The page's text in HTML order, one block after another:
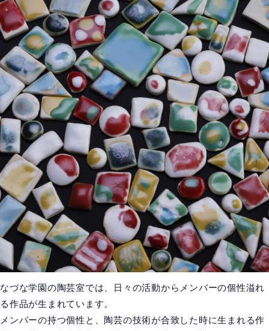
なづな学園の陶芸室では、日々の活動からメンバーの個性溢れ
る作品が生まれています。
メンバーの持つ個性と、陶芸の技術が合致した時に生まれる作